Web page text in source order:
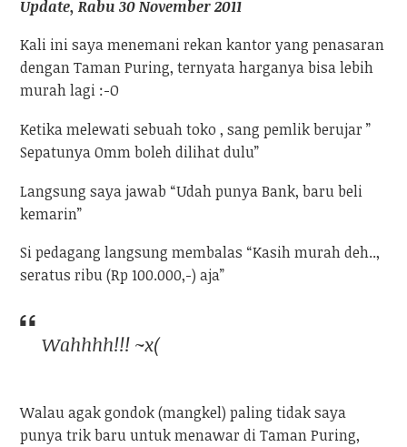
Update, Rabu 30 November 2011
Kali ini saya menemani rekan kantor yang penasaran
dengan Taman Puring, ternyata harganya bisa lebih
murah lagi :-O
Ketika melewati sebuah toko , sang pemlik berujar ”
Sepatunya Omm boleh dilihat dulu”
Langsung saya jawab “Udah punya Bank, baru beli
kemarin”
Si pedagang langsung membalas “Kasih murah deh..,
seratus ribu (Rp 100.000,-) aja”
Wahhhh!!! ~x(
Walau agak gondok (mangkel) paling tidak saya
punya trik baru untuk menawar di Taman Puring,